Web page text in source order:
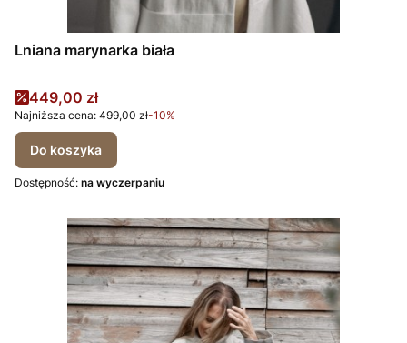
Lniana marynarka biała
Cena promocyjna
449,00 zł
Najniższa cena: 499,00 zł-10%
Do koszyka
Dostępność: na wyczerpaniu